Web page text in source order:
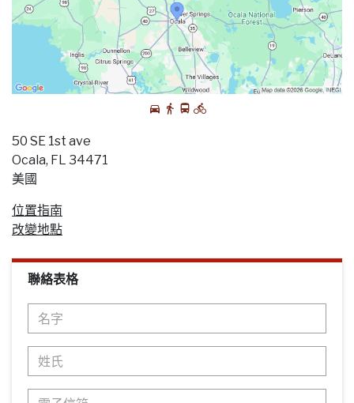
50 SE 1st ave
Ocala, FL 34471
美國
位置指南
改變地點
聯絡表格